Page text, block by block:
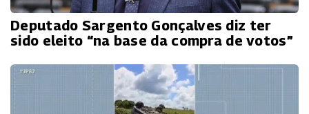
Deputado Sargento Gonçalves diz ter
sido eleito “na base da compra de votos”